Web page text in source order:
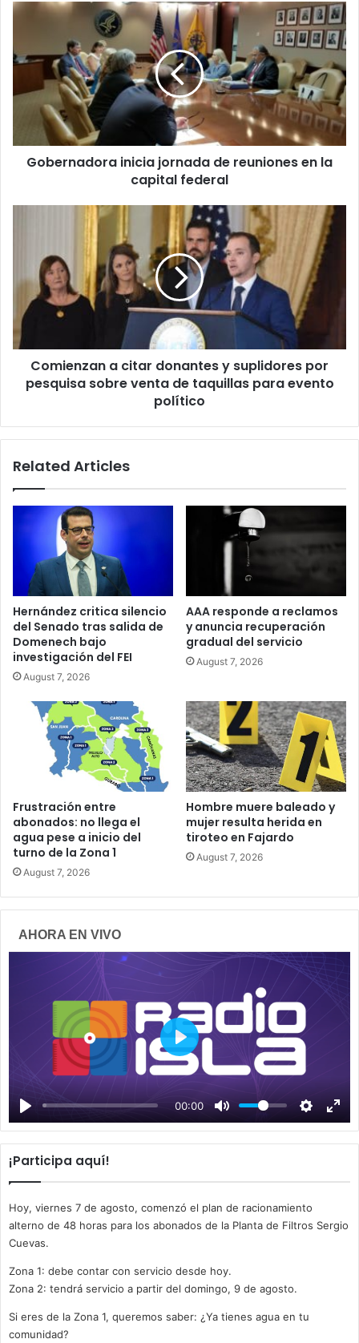
Gobernadora
de
reuniones
en
capital
federal
Gobernadora inicia jornada de reuniones en la
capital federal
donantes
suplidores
por
pesquisa
sobre
venta
evento
Comienzan a citar donantes y suplidores por
pesquisa sobre venta de taquillas para evento
político
Related Articles
Hernández critica silencio
del Senado tras salida de
Domenech bajo
investigación del FEI
August 7, 2026
AAA responde a reclamos
y anuncia recuperación
gradual del servicio
August 7, 2026
Frustración entre
abonados: no llega el
agua pese a inicio del
turno de la Zona 1
August 7, 2026
Hombre muere baleado y
mujer resulta herida en
tiroteo en Fajardo
August 7, 2026
AHORA EN VIVO
00:00
P
a
y
¡Participa aquí!
Hoy, viernes 7 de agosto, comenzó el plan de racionamiento
alterno de 48 horas para los abonados de la Planta de Filtros Sergio
Cuevas.
Zona 1: debe contar con servicio desde hoy.
Zona 2: tendrá servicio a partir del domingo, 9 de agosto.
Si eres de la Zona 1, queremos saber: ¿Ya tienes agua en tu
comunidad?